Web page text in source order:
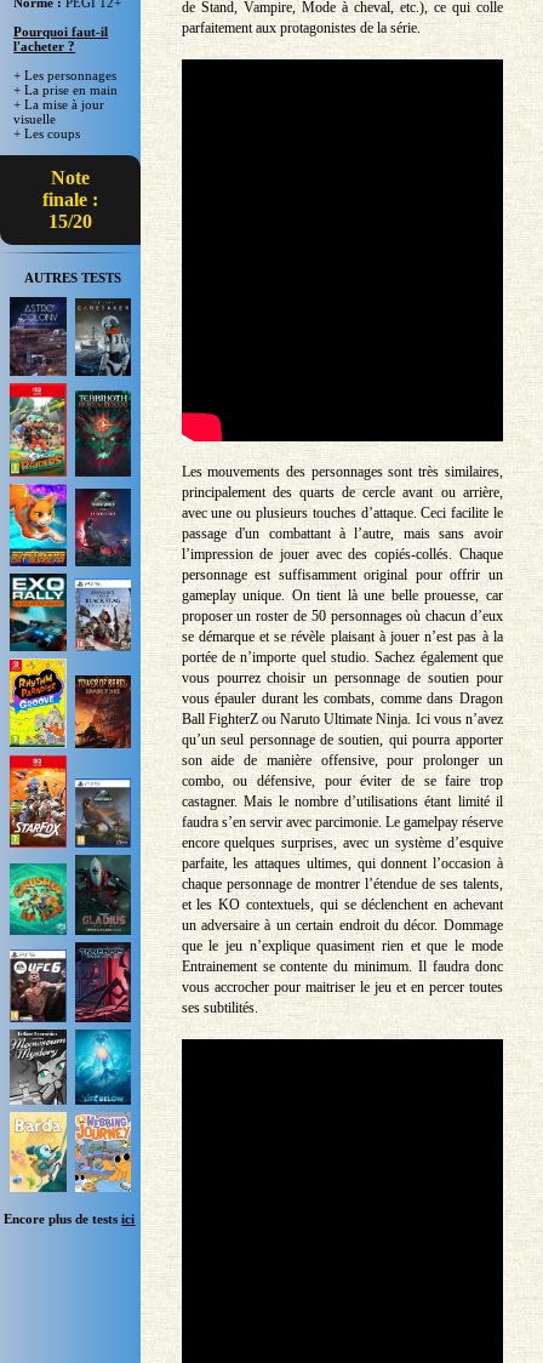
Pourquoi faut-il
l'acheter ?
+ Les personnages
+ La prise en main
+ La mise à jour
visuelle
+ Les coups
Note
finale :
15/20
AUTRES TESTS
Encore plus de testsici
de Stand, Vampire, Mode à cheval, etc.), ce qui colle
parfaitement aux protagonistes de la série.
Les mouvements des personnages sont très similaires,
principalement des quarts de cercle avant ou arrière,
avec une ou plusieurs touches d’attaque. Ceci facilite le
passage d'un combattant à l’autre, mais sans avoir
l’impression de jouer avec des copiés-collés. Chaque
personnage est suffisamment original pour offrir un
gameplay unique. On tient là une belle prouesse, car
proposer un roster de 50 personnages où chacun d’eux
se démarque et se révèle plaisant à jouer n’est pas à la
portée de n’importe quel studio. Sachez également que
vous pourrez choisir un personnage de soutien pour
vous épauler durant les combats, comme dans Dragon
Ball FighterZ ou Naruto Ultimate Ninja. Ici vous n’avez
qu’un seul personnage de soutien, qui pourra apporter
son aide de manière offensive, pour prolonger un
combo, ou défensive, pour éviter de se faire trop
castagner. Mais le nombre d’utilisations étant limité il
faudra s’en servir avec parcimonie. Le gamelpay réserve
encore quelques surprises, avec un système d’esquive
parfaite, les attaques ultimes, qui donnent l’occasion à
chaque personnage de montrer l’étendue de ses talents,
et les KO contextuels, qui se déclenchent en achevant
un adversaire à un certain endroit du décor. Dommage
que le jeu n’explique quasiment rien et que le mode
Entrainement se contente du minimum. Il faudra donc
vous accrocher pour maitriser le jeu et en percer toutes
ses subtilités.